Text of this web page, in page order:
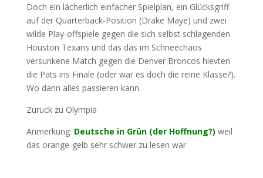
Doch ein lächerlich einfacher Spielplan, ein Glücksgriff
auf der Quarterback-Position (Drake Maye) und zwei
wilde Play-offspiele gegen die sich selbst schlagenden
Houston Texans und das das im Schneechaos
versunkene Match gegen die Denver Broncos hievten
die Pats ins Finale (oder war es doch die reine Klasse?).
Wo dann alles passieren kann.
Zurück zu Olympia
Anmerkung: Deutsche in Grün (der Hoffnung?) weil
das orange-gelb sehr schwer zu lesen war